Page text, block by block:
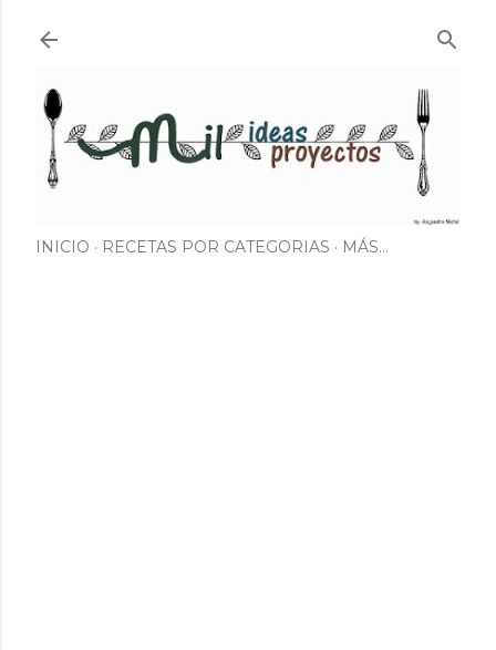
INICIO RECETAS POR CATEGORIAS MÁS…